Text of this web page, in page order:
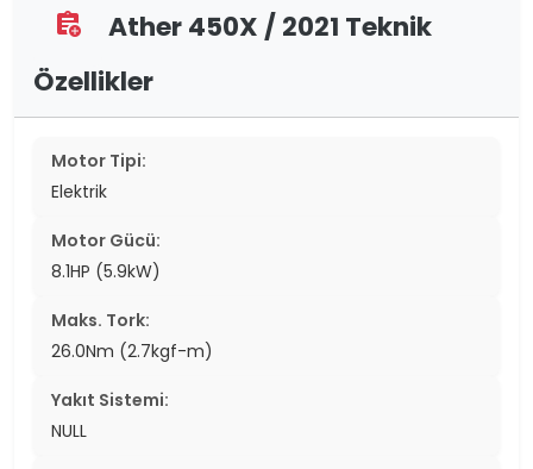
assignment_add
Ather 450X / 2021 Teknik
Özellikler
Motor Tipi:
Elektrik
Motor Gücü:
8.1HP (5.9kW)
Maks. Tork:
26.0Nm (2.7kgf-m)
Yakıt Sistemi:
NULL